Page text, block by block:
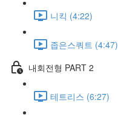
니킥 (4:22)
좁은스쿼트 (4:47)
내회전형 PART 2
테트리스 (6:27)